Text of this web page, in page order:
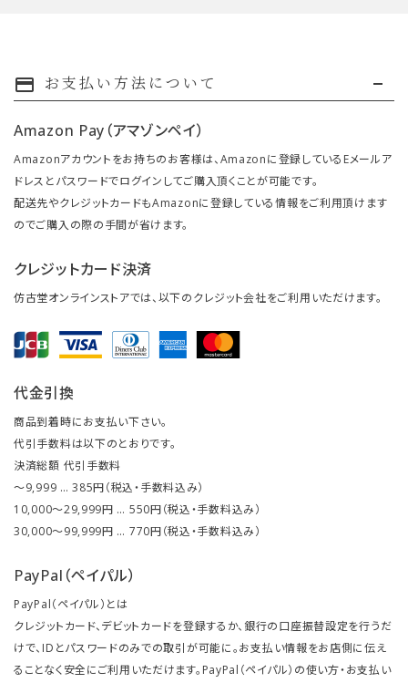
payment お支払い方法について
Amazon Pay（アマゾンペイ）
Amazonアカウントをお持ちのお客様は、Amazonに登録しているEメールア
ドレスとパスワードでログインしてご購入頂くことが可能です。
配送先やクレジットカードもAmazonに登録している情報をご利用頂けます
のでご購入の際の手間が省けます。
クレジットカード決済
仿古堂オンラインストアでは、以下のクレジット会社をご利用いただけます。
代金引換
商品到着時にお支払い下さい。
代引手数料は以下のとおりです。
決済総額 代引手数料
～9,999 … 385円（税込・手数料込み）
10,000～29,999円 … 550円（税込・手数料込み）
30,000～99,999円 … 770円（税込・手数料込み）
PayPal（ペイパル）
PayPal（ペイパル）とは
クレジットカード、デビットカードを登録するか、銀行の口座振替設定を行うだ
けで、IDとパスワードのみでの取引が可能に。お支払い情報をお店側に伝え
ることなく安全にご利用いただけます。PayPal（ペイパル）の使い方・お支払い